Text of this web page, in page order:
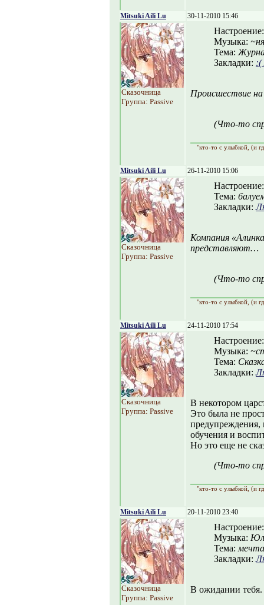
Mitsuki Aili Lu 30-11-2010 15:46
Сказочница
Группа: Passive
Музыка:
Тема:
Закладки: :(
Происшествие
(Что-то
"кто-то с улыбкой, (и
Mitsuki Aili Lu 26-11-2010 15:06
Сказочница
Группа: Passive
Тема:
Закладки:
Компания
представляют…
(Что-то
"кто-то с улыбкой, (и
Mitsuki Aili Lu 24-11-2010 17:54
Сказочница
Группа: Passive
Музыка:
Тема:
Закладки:
В некотором
Это была не
предупреждения,
обучения и
Но это еще не
(Что-то
"кто-то с улыбкой, (и
Mitsuki Aili Lu 20-11-2010 23:40
Сказочница
Группа: Passive
Музыка:
Тема:
Закладки:
В ожидании тебя.